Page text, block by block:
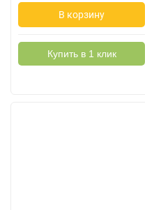
В корзину
Купить в 1 клик